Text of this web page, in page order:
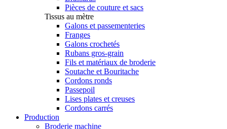
Pièces de couture et sacs
Tissus au mètre
Galons et passementeries
Franges
Galons crochetés
Rubans gros-grain
Fils et matériaux de broderie
Soutache et Bouritache
Cordons ronds
Passepoil
Lises plates et creuses
Cordons carrés
Production
Broderie machine